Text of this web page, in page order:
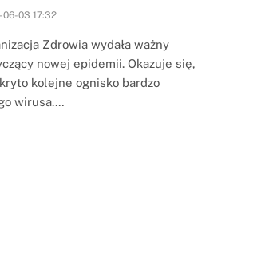
06-03 17:32
Zdrowia wydała ważny
nowej epidemii. Okazuje się,
kolejne ognisko bardzo
wirusa.…